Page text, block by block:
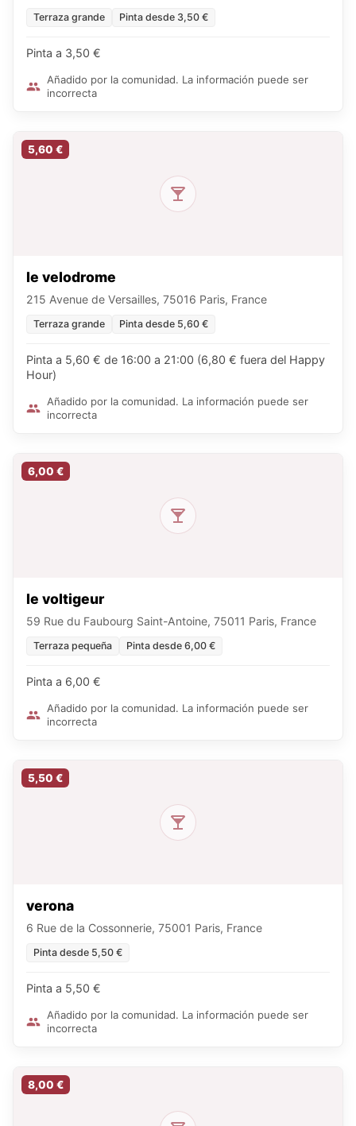
Terraza grande Pinta desde 3,50 €
Pinta a 3,50 €
Añadido por la comunidad. La información puede ser
incorrecta
5,60 €
le velodrome
215 Avenue de Versailles, 75016 Paris, France
Terraza grande Pinta desde 5,60 €
Pinta a 5,60 € de 16:00 a 21:00 (6,80 € fuera del Happy
Hour)
Añadido por la comunidad. La información puede ser
incorrecta
6,00 €
le voltigeur
59 Rue du Faubourg Saint-Antoine, 75011 Paris, France
Terraza pequeña Pinta desde 6,00 €
Pinta a 6,00 €
Añadido por la comunidad. La información puede ser
incorrecta
5,50 €
verona
6 Rue de la Cossonnerie, 75001 Paris, France
Pinta desde 5,50 €
Pinta a 5,50 €
Añadido por la comunidad. La información puede ser
incorrecta
8,00 €